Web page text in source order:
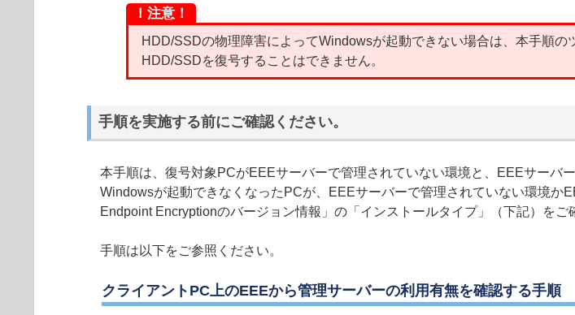
！注意！
HDD/SSDの物理障害によってWindowsが起動できない場合は、本手順の
HDD/SSDを復号することはできません。
手順を実施する前にご確認ください。
本手順は、復号対象PCがEEEサーバーで管理されていない環境と、EEEサーバ
Windowsが起動できなくなったPCが、EEEサーバーで管理されていない環境
Endpoint Encryptionのバージョン情報」の「インストールタイプ」（下記）をご
手順は以下をご参照ください。
クライアントPC上のEEEから管理サーバーの利用有無を確認する手順